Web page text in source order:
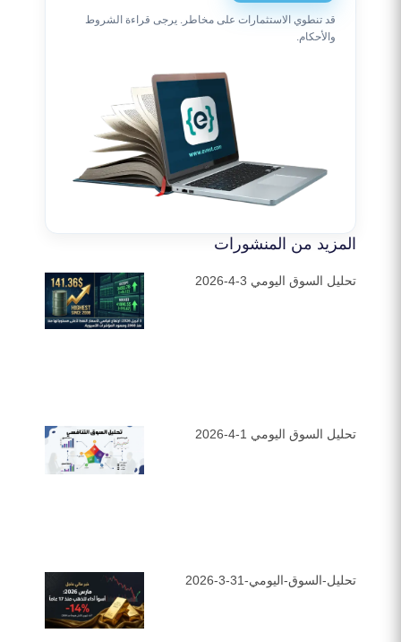
قد تنطوي الاستثمارات على مخاطر. يرجى قراءة الشروط
والأحكام.
المزيد من المنشورات
تحليل السوق اليومي 3-4-2026
تحليل السوق اليومي 1-4-2026
تحليل-السوق-اليومي-31-3-2026